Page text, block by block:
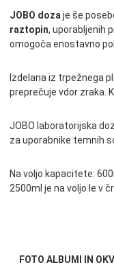
FOTO ALBUMI IN
JOBO dozaje še
raztopin, uporabljenih
omogoča enostavno
Izdelana iz trpežnega
preprečuje vdor zraka.
JOBO laboratorijska
za uporabnike temnih
Na voljo kapacitete:
2500ml je na voljo le v